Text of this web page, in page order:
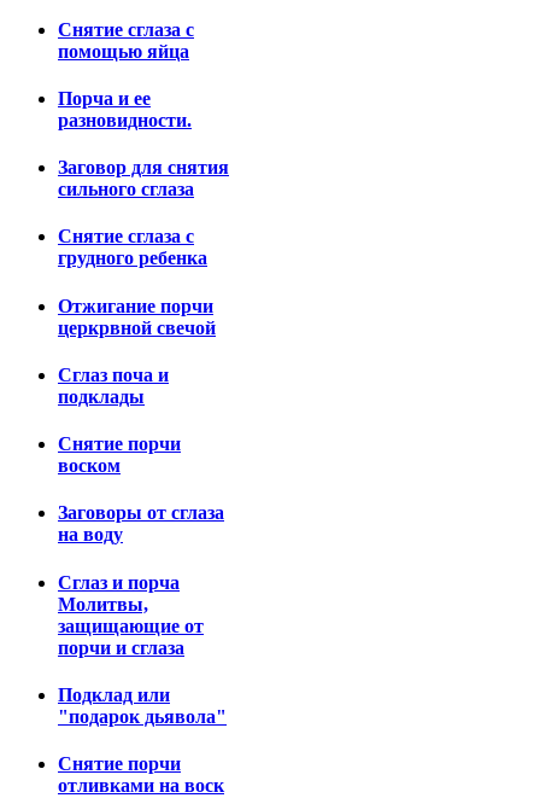
Снятие сглаза с
помощью яйца
Порча и ее
разновидности.
Заговор для снятия
сильного сглаза
Снятие сглаза с
грудного ребенка
Отжигание порчи
церкрвной свечой
Сглаз поча и
подклады
Снятие порчи
воском
Заговоры от сглаза
на воду
Сглаз и порча
Молитвы,
защищающие от
порчи и сглаза
Подклад или
"подарок дьявола"
Снятие порчи
отливками на воск